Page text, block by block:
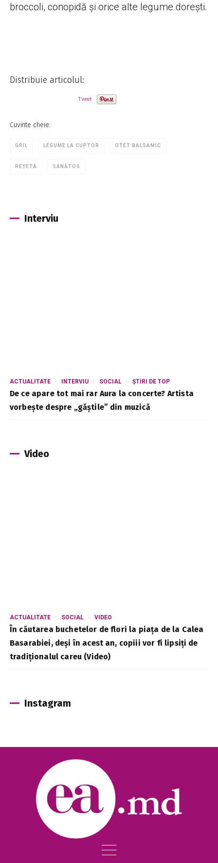
broccoli, conopidă și orice alte legume dorești.
Distribuie articolul:
Tweet
Cuvinte cheie:
GRIL LEGUME LA CUPTOR OTET BALSAMIC
REȚETĂ SĂNĂTOS
Interviu
ACTUALITATE INTERVIU SOCIAL ȘTIRI DE TOP
De ce apare tot mai rar Aura la concerte? Artista
vorbește despre „găștile” din muzică
Video
ACTUALITATE SOCIAL VIDEO
În căutarea buchetelor de flori la piața de la Calea
Basarabiei, deși în acest an, copiii vor fi lipsiți de
tradiționalul careu (Video)
Instagram